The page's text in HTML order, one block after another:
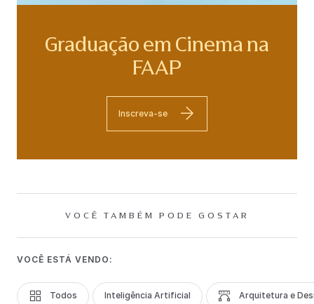
Graduação em Cinema na
FAAP
Inscreva-se
VOCÊ TAMBÉM PODE GOSTAR
VOCÊ ESTÁ VENDO:
Todos Inteligência Artificial Arquitetura e